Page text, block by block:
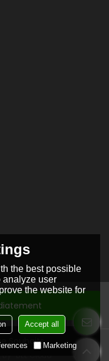
Souhaits
Material Science &
the best possible
analyze user
the website for
Accept all
Marketing